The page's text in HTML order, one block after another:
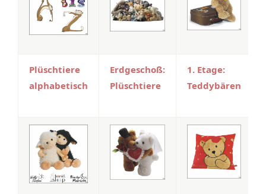
Plüschtiere
alphabetisch
Erdgeschoß:
Plüschtiere
1. Etage:
Teddybären